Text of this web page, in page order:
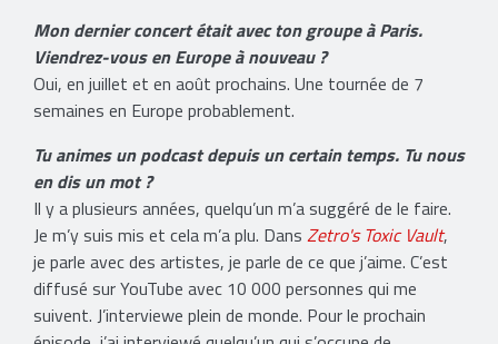
Mon dernier concert était avec ton groupe à Paris.
Viendrez-vous en Europe à nouveau ?
Oui, en juillet et en août prochains. Une tournée de 7
semaines en Europe probablement.
Tu animes un podcast depuis un certain temps. Tu nous
en dis un mot ?
Il y a plusieurs années, quelqu’un m’a suggéré de le faire.
Je m’y suis mis et cela m’a plu. Dans Zetro's Toxic Vault,
je parle avec des artistes, je parle de ce que j’aime. C’est
diffusé sur YouTube avec 10 000 personnes qui me
suivent. J’interviewe plein de monde. Pour le prochain